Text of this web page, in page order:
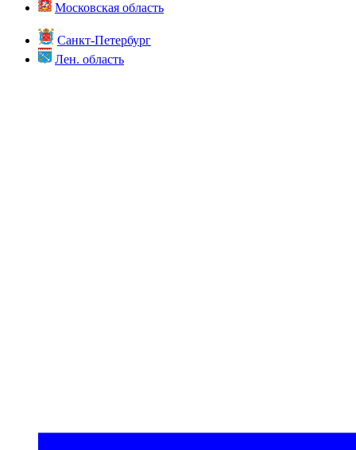
Московская область
Санкт-Петербург
Лен. область